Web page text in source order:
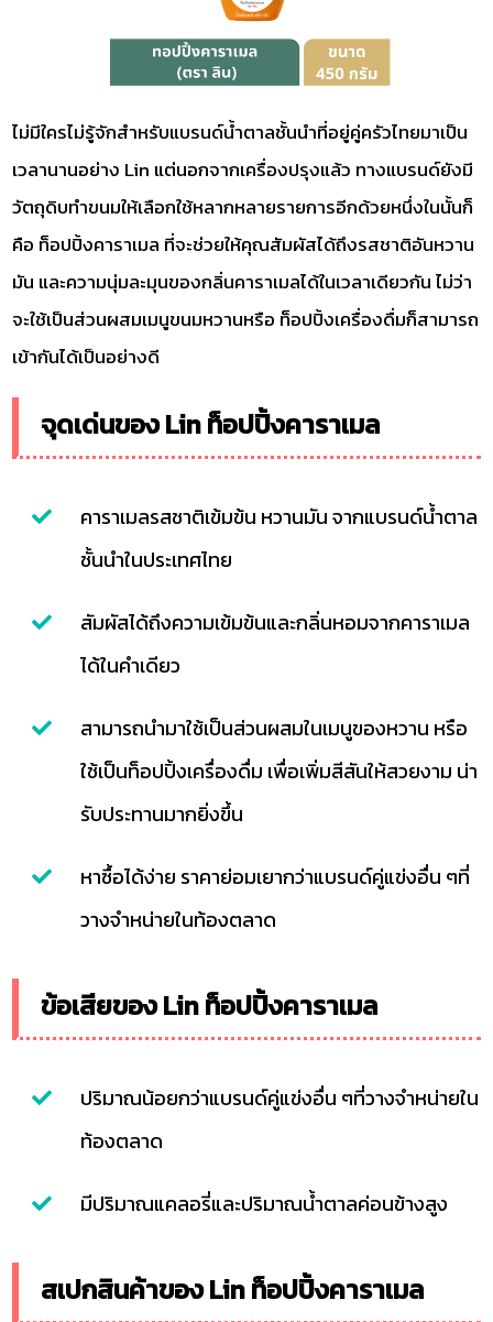
ไม่มีใครไม่รู้จักสำหรับแบรนด์น้ำตาลชั้นนำที่อยู่คู่ครัวไทยมาเป็น
เวลานานอย่าง Lin แต่นอกจากเครื่องปรุงแล้ว ทางแบรนด์ยังมี
วัตถุดิบทำขนมให้เลือกใช้หลากหลายรายการอีกด้วยหนึ่งในนั้นก็
คือ ท็อปปิ้งคาราเมล ที่จะช่วยให้คุณสัมผัสได้ถึงรสชาติอันหวาน
มัน และความนุ่มละมุนของกลิ่นคาราเมลได้ในเวลาเดียวกัน ไม่ว่า
จะใช้เป็นส่วนผสมเมนูขนมหวานหรือ ท็อปปิ้งเครื่องดื่มก็สามารถ
เข้ากันได้เป็นอย่างดี
จุดเด่นของ Lin ท็อปปิ้งคาราเมล
คาราเมลรสชาติเข้มข้น หวานมัน จากแบรนด์น้ำตาล
ชั้นนำในประเทศไทย
สัมผัสได้ถึงความเข้มข้นและกลิ่นหอมจากคาราเมล
ได้ในคำเดียว
สามารถนำมาใช้เป็นส่วนผสมในเมนูของหวาน หรือ
ใช้เป็นท็อปปิ้งเครื่องดื่ม เพื่อเพิ่มสีสันให้สวยงาม น่า
รับประทานมากยิ่งขึ้น
หาซื้อได้ง่าย ราคาย่อมเยากว่าแบรนด์คู่แข่งอื่น ๆที่
วางจำหน่ายในท้องตลาด
ข้อเสียของ Lin ท็อปปิ้งคาราเมล
ปริมาณน้อยกว่าแบรนด์คู่แข่งอื่น ๆที่วางจำหน่ายใน
ท้องตลาด
มีปริมาณแคลอรี่และปริมาณน้ำตาลค่อนข้างสูง
สเปกสินค้าของ Lin ท็อปปิ้งคาราเมล